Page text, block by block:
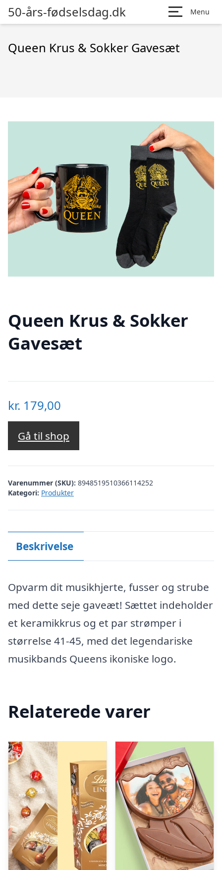
50-års-fødselsdag.dk Menu
Queen Krus & Sokker Gavesæt
Queen Krus & Sokker
Gavesæt
kr. 179,00
Gå til shop
Varenummer (SKU): 8948519510366114252
Kategori: Produkter
Beskrivelse
Opvarm dit musikhjerte, fusser og strube
med dette seje gaveæt! Sættet indeholder
et keramikkrus og et par strømper i
størrelse 41-45, med det legendariske
musikbands Queens ikoniske logo.
Relaterede varer